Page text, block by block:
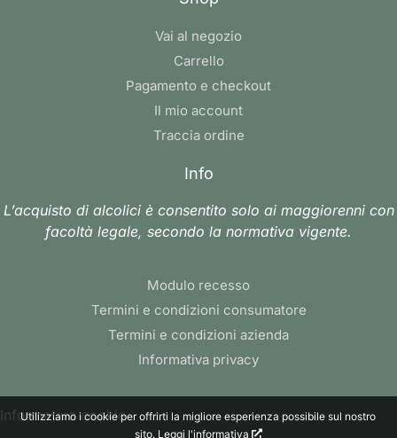
Vai al negozio
Carrello
Pagamento e checkout
Il mio account
Traccia ordine
Info
L’acquisto di alcolici è consentito solo ai maggiorenni con
facoltà legale, secondo la normativa vigente.
Modulo recesso
Termini e condizioni consumatore
Termini e condizioni azienda
Informativa privacy
Informativa cookie
Utilizziamo i cookie per offrirti la migliore esperienza possibile sul nostro
sito. Leggi l'informativa